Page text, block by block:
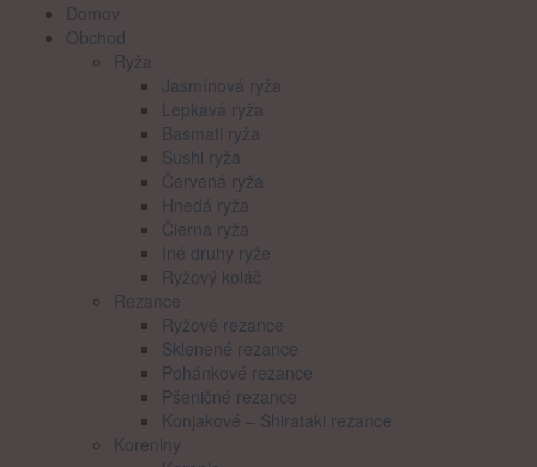
Domov
Obchod
Ryža
Jasmínová ryža
Lepkavá ryža
Basmati ryža
Sushi ryža
Červená ryža
Hnedá ryža
Čierna ryža
Iné druhy ryže
Ryžový koláč
Rezance
Ryžové rezance
Sklenené rezance
Pohánkové rezance
Pšeničné rezance
Konjakové – Shirataki rezance
Koreniny